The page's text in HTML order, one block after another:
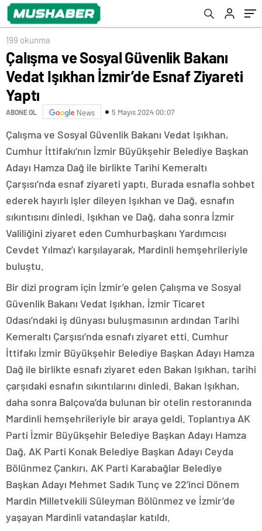
199 okunma
Çalışma ve Sosyal Güvenlik Bakanı
Vedat Işıkhan İzmir’de Esnaf Ziyareti
Yaptı
ABONE OL News 5 Mayıs 2024 00:07
Çalışma ve Sosyal Güvenlik Bakanı Vedat Işıkhan,
Cumhur İttifakı’nın İzmir Büyükşehir Belediye Başkan
Adayı Hamza Dağ ile birlikte Tarihi Kemeraltı
Çarşısı’nda esnaf ziyareti yaptı. Burada esnafla sohbet
ederek hayırlı işler dileyen Işıkhan ve Dağ, esnafın
sıkıntısını dinledi. Işıkhan ve Dağ, daha sonra İzmir
Valiliğini ziyaret eden Cumhurbaşkanı Yardımcısı
Cevdet Yılmaz’ı karşılayarak, Mardinli hemşehrileriyle
buluştu.
Bir dizi program için İzmir’e gelen Çalışma ve Sosyal
Güvenlik Bakanı Vedat Işıkhan, İzmir Ticaret
Odası’ndaki iş dünyası buluşmasının ardından Tarihi
Kemeraltı Çarşısı’nda esnafı ziyaret etti. Cumhur
İttifakı İzmir Büyükşehir Belediye Başkan Adayı Hamza
Dağ ile birlikte esnafı ziyaret eden Bakan Işıkhan, tarihi
çarşıdaki esnafın sıkıntılarını dinledi. Bakan Işıkhan,
daha sonra Balçova’da bulunan bir otelin restoranında
Mardinli hemşehrileriyle bir araya geldi. Toplantıya AK
Parti İzmir Büyükşehir Belediye Başkan Adayı Hamza
Dağ, AK Parti Konak Belediye Başkan Adayı Ceyda
Bölünmez Çankırı, AK Parti Karabağlar Belediye
Başkan Adayı Mehmet Sadık Tunç ve 22’inci Dönem
Mardin Milletvekili Süleyman Bölünmez ve İzmir’de
yaşayan Mardinli vatandaşlar katıldı.